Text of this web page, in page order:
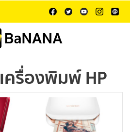
เครื่องพิมพ์ HP